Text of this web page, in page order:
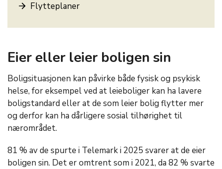
Flytteplaner
Eier eller leier boligen sin
Boligsituasjonen kan påvirke både fysisk og psykisk
helse, for eksempel ved at leieboliger kan ha lavere
boligstandard eller at de som leier bolig flytter mer
og derfor kan ha dårligere sosial tilhørighet til
nærområdet.
81 % av de spurte i Telemark i 2025 svarer at de eier
boligen sin. Det er omtrent som i 2021, da 82 % svarte